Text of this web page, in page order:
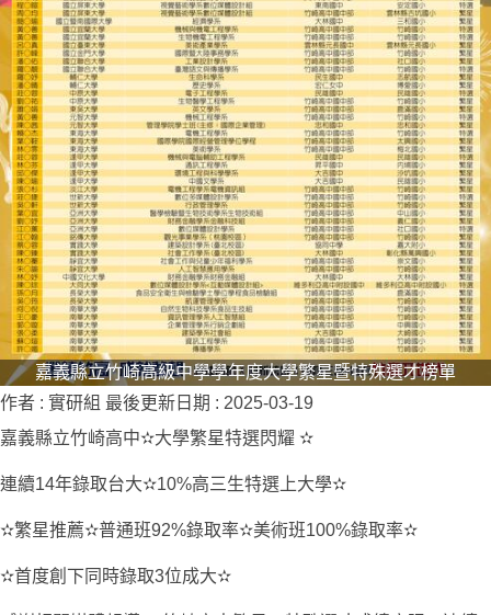
嘉義縣立竹崎高級中學學年度大學繁星暨特殊選才榜單
作者 : 實研組 最後更新日期 : 2025-03-19
嘉義縣立竹崎高中✫大學繁星特選閃耀 ✫
連續14年錄取台大✫10%高三生特選上大學✫
✫繁星推薦✫普通班92%錄取率✫美術班100%錄取率✫
✫首度創下同時錄取3位成大✫